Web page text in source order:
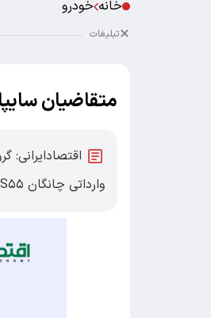
خانه خودرو
تبلیغات
متقاضیان
وارداتی چانگان CS۵۵ پلاس، فرصت دوباره‌ای را برای متقاضیان این طرح فراهم کرد.